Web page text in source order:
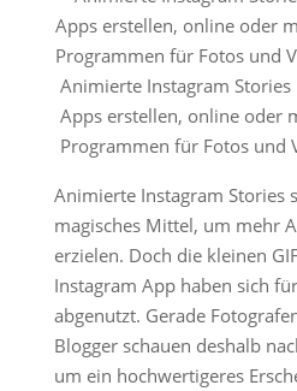
Animierte Instagram Stories
Apps erstellen, online oder
Programmen für Fotos und
Animierte Instagram Stories
magisches Mittel, um mehr
erzielen. Doch die kleinen
Instagram App haben sich
abgenutzt. Gerade
Blogger schauen deshalb
um ein hochwertigeres